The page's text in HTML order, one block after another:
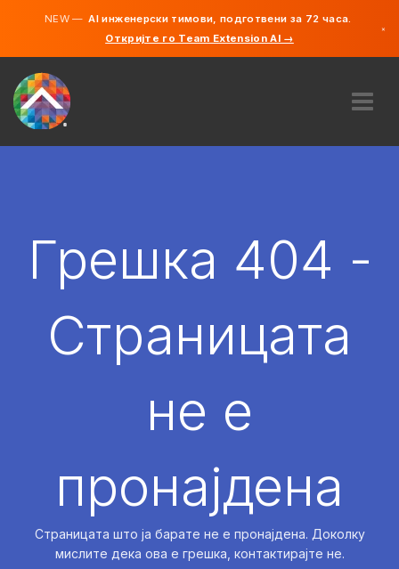
NEW —AI инженерски тимови, подготвени за 72 часа.
Откријте го Team Extension AI →
×
АНГАЖИРАЈ
Грешка 404 -
Страницата
не е
пронајдена
Страницата што ја барате не е пронајдена. Доколку
мислите дека ова е грешка, контактирајте не.